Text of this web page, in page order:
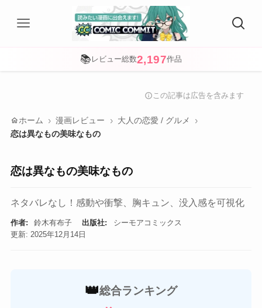
📚 レビュー総数2,197作品
info この記事は広告を含みます
home ホーム 漫画レビュー
大人の恋愛 / グルメ
恋は異なもの美味なもの
恋は異なもの美味なもの
ネタバレなし！感動や衝撃、胸キュン、没入感を可視化
作者: 鈴木有布子 出版社:
シーモアコミックス
更新: 2025年12月14日
👑総合ランキング